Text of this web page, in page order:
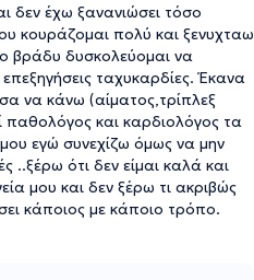
δεν έχω ξανανιώσει τόσο
κουράζομαι πολύ και ξενυχταω
βράδυ δυσκολεύομαι να
ταχυκαρδίες. Έκανα
να κάνω (αίματος,τρίπλεξ
παθολόγος και καρδιολόγος τα
εγώ συνεχίζω όμως να μην
ότι δεν είμαι καλά και
μου και δεν ξέρω τι ακριβώς
κάποιος με κάποιο τρόπο.